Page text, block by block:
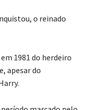
o reinado
1981 do herdeiro
apesar do